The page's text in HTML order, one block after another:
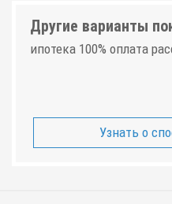
Другие варианты
ипотека 100% оплата
Узнать о